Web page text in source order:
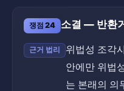
쟁점 24 소결 — 반환
근거 법리
위법성 조각
안에만 위법
는 본래의 의